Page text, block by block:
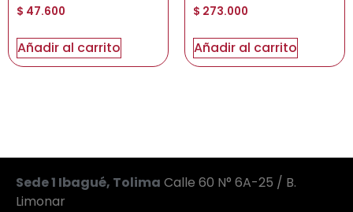
$ 47.600
Añadir al carrito
$ 273.000
Añadir al carrito
Sede 1 Ibagué, Tolima Calle 60 N° 6A-25 / B.
Limonar